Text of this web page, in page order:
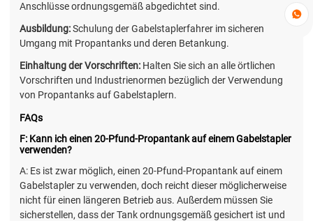

Anschlüsse ordnungsgemäß abgedichtet sind.
Ausbildung:Schulung der Gabelstaplerfahrer im sicheren
Umgang mit Propantanks und deren Betankung.
Einhaltung der Vorschriften: Halten Sie sich an alle örtlichen
Vorschriften und Industrienormen bezüglich der Verwendung
von Propantanks auf Gabelstaplern.
FAQs
F: Kann ich einen 20-Pfund-Propantank auf einem Gabelstapler
verwenden?
A: Es ist zwar möglich, einen 20-Pfund-Propantank auf einem
Gabelstapler zu verwenden, doch reicht dieser möglicherweise
nicht für einen längeren Betrieb aus. Außerdem müssen Sie
sicherstellen, dass der Tank ordnungsgemäß gesichert ist und